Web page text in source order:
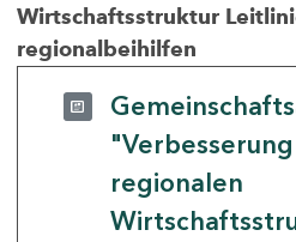
Wirtschaftsstruktur
regionalbeihilfen
regionalen